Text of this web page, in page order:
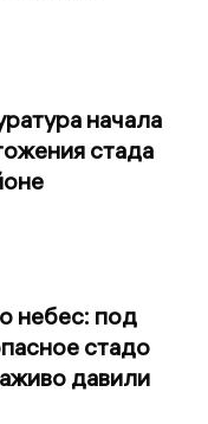
начала
стада
небес: под
стадо
давили